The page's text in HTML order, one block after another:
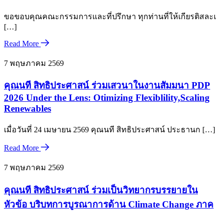
ขอขอบคุณคณะกรรมการและที่ปรึกษา ทุกท่านที่ให้เกียรติสละเ
[…]
Read More
7 พฤษภาคม 2569
คุณนที สิทธิประศาสน์ ร่วมเสวนาในงานสัมมนา PDP
2026 Under the Lens: Otimizing Flexiblility,Scaling
Renewables
เมื่อวันที่ 24 เมษายน 2569 คุณนที สิทธิประศาสน์ ประธานก […]
Read More
7 พฤษภาคม 2569
คุณนที สิทธิประศาสน์ ร่วมเป็นวิทยากรบรรยายใน
หัวข้อ บริบทการบูรณาการด้าน Climate Change ภาค